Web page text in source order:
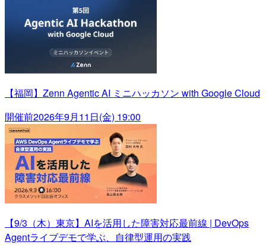
【福岡】Zenn Agentic AI ミニハッカソン with Google Cloud
開催前2026年9月11日(金) 19:00
【9/3（木）東京】AIを活用した障害対応最前線 | DevOps
Agentライブデモで学ぶ、自律型運用の実践